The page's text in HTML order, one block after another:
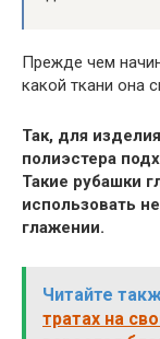
Прежде чем
какой ткани она
Так, для
полиэстера
Такие рубашки
использовать
глажении.
Читайте
тратах на